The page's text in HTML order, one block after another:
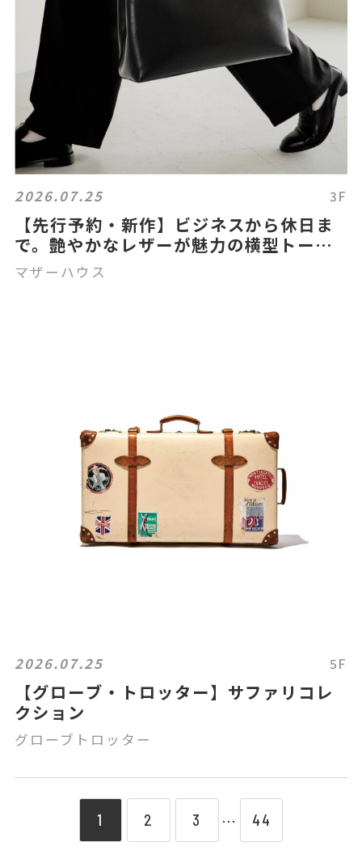
2026.07.25 3F
【先行予約・新作】ビジネスから休日ま
で。艶やかなレザーが魅力の横型トー
ト。
マザーハウス
2026.07.25 5F
【グローブ・トロッター】サファリコレ
クション
グローブトロッター
1 2 3 ⋯ 44